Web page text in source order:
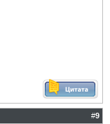
#9